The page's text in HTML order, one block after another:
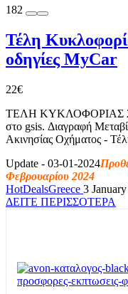
182
Τέλη
οδηγίες MyCar
22€
ΤΕΛΗ ΚΥΚΛΟΦΟΡΙΑΣ
στο gsis. Διαγραφή
Ακινησίας Οχήματος -
Update - 03-01-2024
Φεβρουαρίου 2024
HotDealsGreece 3
ΔΕΙΤΕ ΠΕΡΙΣΣΟΤΕΡΑ